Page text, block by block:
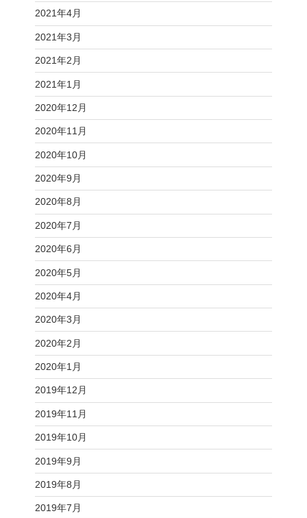
2021年4月
2021年3月
2021年2月
2021年1月
2020年12月
2020年11月
2020年10月
2020年9月
2020年8月
2020年7月
2020年6月
2020年5月
2020年4月
2020年3月
2020年2月
2020年1月
2019年12月
2019年11月
2019年10月
2019年9月
2019年8月
2019年7月